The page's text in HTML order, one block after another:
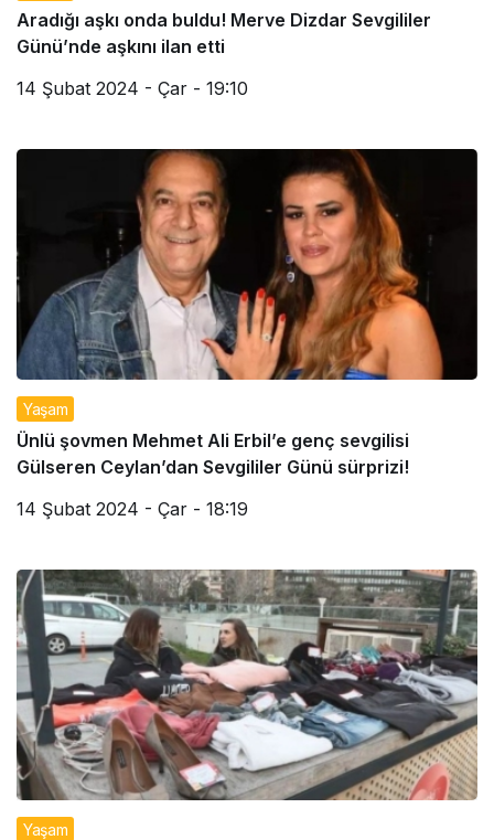
Aradığı aşkı onda buldu! Merve Dizdar Sevgililer
Günü’nde aşkını ilan etti
14 Şubat 2024 - Çar - 19:10
Yaşam
Ünlü şovmen Mehmet Ali Erbil’e genç sevgilisi
Gülseren Ceylan’dan Sevgililer Günü sürprizi!
14 Şubat 2024 - Çar - 18:19
Yaşam